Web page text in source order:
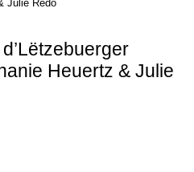
Julie Redo
Heuertz & Julie